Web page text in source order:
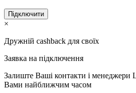
Підключити
×
Дружній cashback для своїх
Заявка на підключення
Залиште Ваші контакти і менеджери
Вами найближчим часом